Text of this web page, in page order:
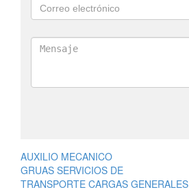
AUXILIO MECANICO
GRUAS SERVICIOS DE
TRANSPORTE CARGAS GENERALES